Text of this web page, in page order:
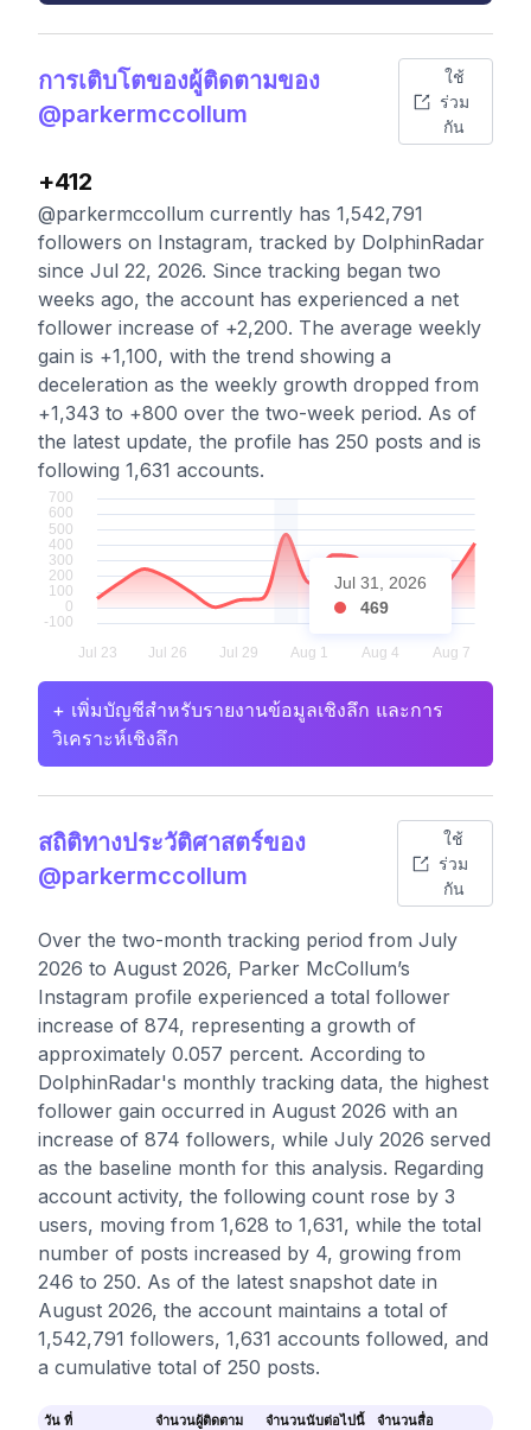
การเติบโตของผู้ติดตามของ
@parkermccollum
ใช้
ร่วม
กัน
+412
@parkermccollum currently has 1,542,791
followers on Instagram, tracked by DolphinRadar
since Jul 22, 2026. Since tracking began two
weeks ago, the account has experienced a net
follower increase of +2,200. The average weekly
gain is +1,100, with the trend showing a
deceleration as the weekly growth dropped from
+1,343 to +800 over the two-week period. As of
the latest update, the profile has 250 posts and is
following 1,631 accounts.
Jul 31, 2026
469
+ เพิ่มบัญชีสำหรับรายงานข้อมูลเชิงลึก และการ
วิเคราะห์เชิงลึก
สถิติทางประวัติศาสตร์ของ
@parkermccollum
ใช้
ร่วม
กัน
Over the two-month tracking period from July
2026 to August 2026, Parker McCollum’s
Instagram profile experienced a total follower
increase of 874, representing a growth of
approximately 0.057 percent. According to
DolphinRadar's monthly tracking data, the highest
follower gain occurred in August 2026 with an
increase of 874 followers, while July 2026 served
as the baseline month for this analysis. Regarding
account activity, the following count rose by 3
users, moving from 1,628 to 1,631, while the total
number of posts increased by 4, growing from
246 to 250. As of the latest snapshot date in
August 2026, the account maintains a total of
1,542,791 followers, 1,631 accounts followed, and
a cumulative total of 250 posts.
วัน ที่ จำนวนผู้ติดตาม จำนวนนับต่อไปนี้ จำนวนสื่อ